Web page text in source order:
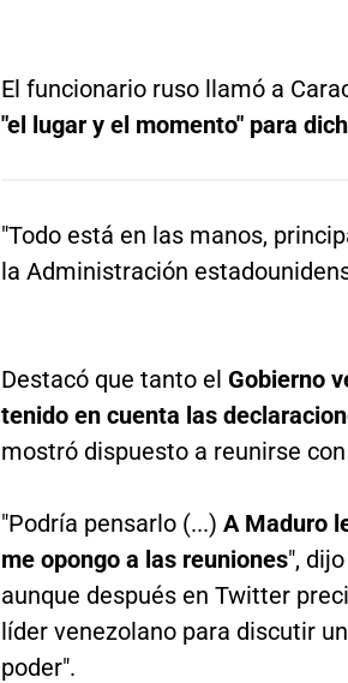
El funcionario ruso llamó a
"el lugar y el momento" para
"Todo está en las manos,
la Administración
Destacó que tanto el Gobierno
tenido en cuenta las
mostró dispuesto a reunirse
"Podría pensarlo (...) A Maduro
me opongo a las reuniones",
aunque después en Twitter
líder venezolano para discutir
poder".